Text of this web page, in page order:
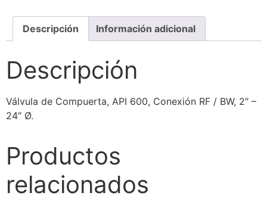
Descripción Información adicional
Descripción
Válvula de Compuerta, API 600, Conexión RF / BW, 2″ –
24″ Ø.
Productos
relacionados